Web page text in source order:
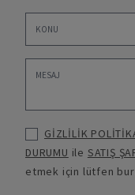
GİZLİLİK
DURUMU ile SATIŞ
etmek için lütfen